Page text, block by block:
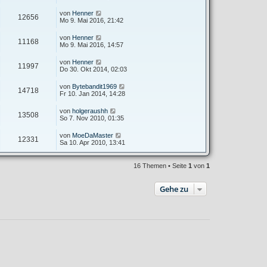
12656 von Henner
Mo 9. Mai 2016, 21:42
11168 von Henner
Mo 9. Mai 2016, 14:57
11997 von Henner
Do 30. Okt 2014, 02:03
14718 von Bytebandit1969
Fr 10. Jan 2014, 14:28
13508 von holgeraushh
So 7. Nov 2010, 01:35
12331 von MoeDaMaster
Sa 10. Apr 2010, 13:41
16 Themen • Seite 1 von 1
Gehe zu